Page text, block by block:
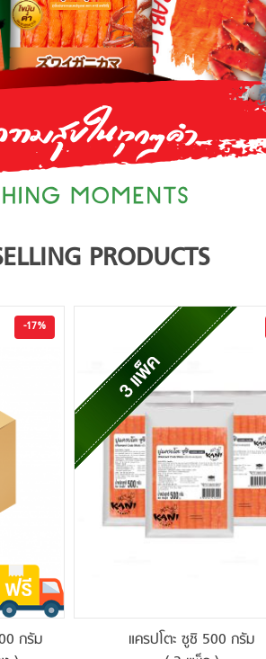
PRODUCTS
-17%
กรัม
แครปโตะ ซูชิ 500 กรัม